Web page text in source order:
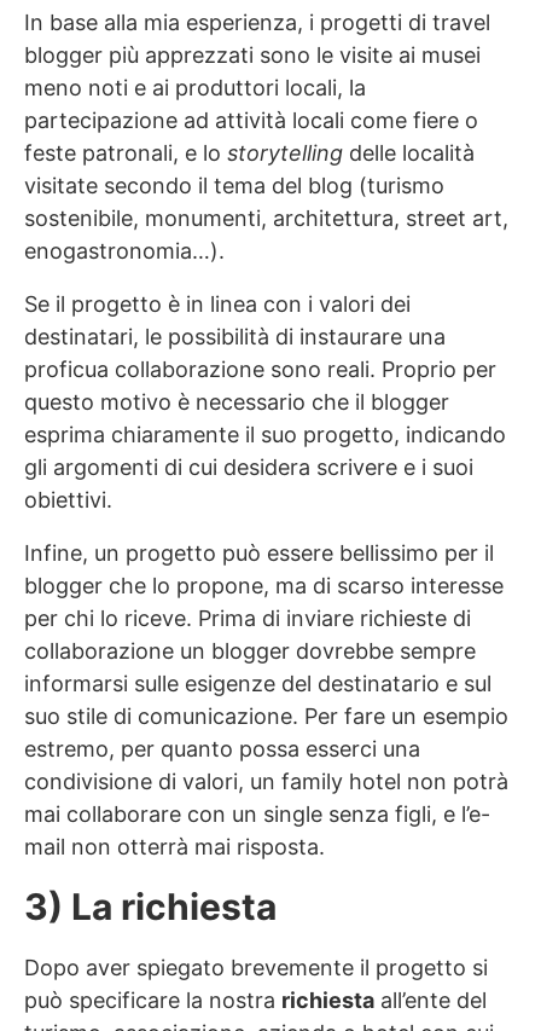
In base alla mia esperienza, i progetti di travel
blogger più apprezzati sono le visite ai musei
meno noti e ai produttori locali, la
partecipazione ad attività locali come fiere o
feste patronali, e lo storytelling delle località
visitate secondo il tema del blog (turismo
sostenibile, monumenti, architettura, street art,
enogastronomia…).
Se il progetto è in linea con i valori dei
destinatari, le possibilità di instaurare una
proficua collaborazione sono reali. Proprio per
questo motivo è necessario che il blogger
esprima chiaramente il suo progetto, indicando
gli argomenti di cui desidera scrivere e i suoi
obiettivi.
Infine, un progetto può essere bellissimo per il
blogger che lo propone, ma di scarso interesse
per chi lo riceve. Prima di inviare richieste di
collaborazione un blogger dovrebbe sempre
informarsi sulle esigenze del destinatario e sul
suo stile di comunicazione. Per fare un esempio
estremo, per quanto possa esserci una
condivisione di valori, un family hotel non potrà
mai collaborare con un single senza figli, e l’e-
mail non otterrà mai risposta.
3) La richiesta
Dopo aver spiegato brevemente il progetto si
può specificare la nostra richiesta all’ente del